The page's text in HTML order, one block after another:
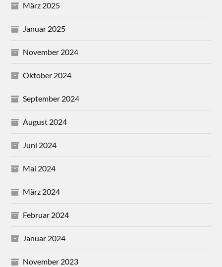
März 2025
Januar 2025
November 2024
Oktober 2024
September 2024
August 2024
Juni 2024
Mai 2024
März 2024
Februar 2024
Januar 2024
November 2023